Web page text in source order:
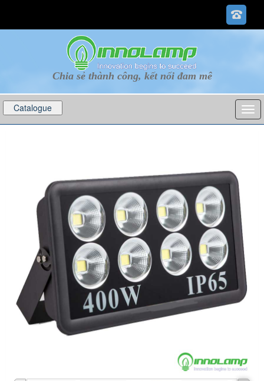
Chia sẻ thành công, kết nối đam mê
Catalogue p